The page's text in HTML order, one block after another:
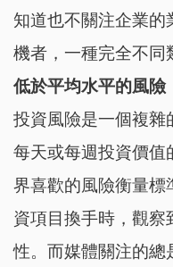
知道也不關注企業的
機者，一種完全不同
低於平均水平的風險
投資風險是一個複雜
每天或每週投資價值
界喜歡的風險衡量標
資項目換手時，觀
性。而媒體關注的總